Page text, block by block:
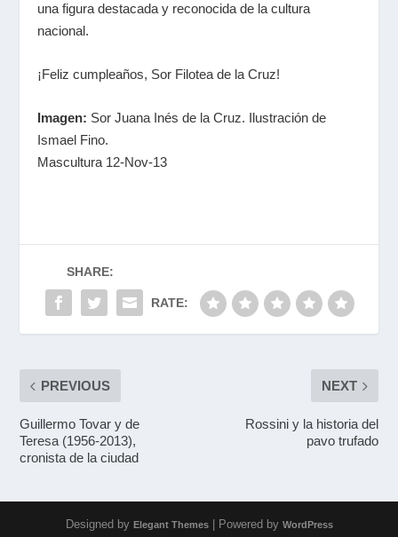
una figura destacada y reconocida de la cultura
nacional.
¡Feliz cumpleaños, Sor Filotea de la Cruz!
Imagen: Sor Juana Inés de la Cruz. Ilustración de
Ismael Fino.
Mascultura 12-Nov-13
SHARE:
RATE:
PREVIOUS
Guillermo Tovar y de
Teresa (1956-2013),
cronista de la ciudad
NEXT
Rossini y la historia del
pavo trufado
Designed by Elegant Themes| Powered by WordPress